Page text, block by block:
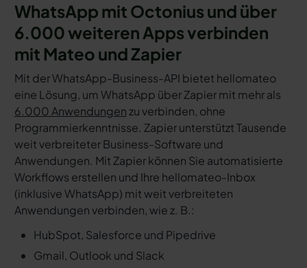
WhatsApp mit Octonius und über
6.000 weiteren Apps verbinden
mit Mateo und Zapier
Mit der WhatsApp-Business-API bietet hellomateo
eine Lösung, um WhatsApp über Zapier mit mehr als
6.000 Anwendungenzu verbinden, ohne
Programmierkenntnisse. Zapier unterstützt Tausende
weit verbreiteter Business-Software und
Anwendungen. Mit Zapier können Sie automatisierte
Workflows erstellen und Ihre hellomateo-Inbox
(inklusive WhatsApp) mit weit verbreiteten
Anwendungen verbinden, wie z. B.:
HubSpot, Salesforce und Pipedrive
Gmail, Outlook und Slack